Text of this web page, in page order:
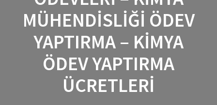
MÜHENDISLIĞI ÖDEV
YAPTIRMA – KIMYA
ÖDEV YAPTIRMA
ÜCRETLERI